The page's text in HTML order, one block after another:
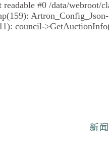
#0 /data/
council-